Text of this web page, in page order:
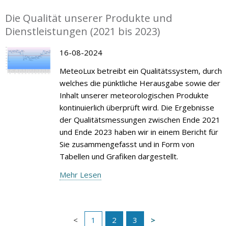
Die Qualität unserer Produkte und
Dienstleistungen (2021 bis 2023)
16-08-2024
MeteoLux betreibt ein Qualitätssystem, durch
welches die pünktliche Herausgabe sowie der
Inhalt unserer meteorologischen Produkte
kontinuierlich überprüft wird. Die Ergebnisse
der Qualitätsmessungen zwischen Ende 2021
und Ende 2023 haben wir in einem Bericht für
Sie zusammengefasst und in Form von
Tabellen und Grafiken dargestellt.
Mehr Lesen
1 2 3